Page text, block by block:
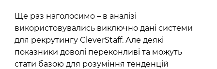
Ще раз наголосимо – в аналізі
використовувались виключно дані системи
для рекрутингу CleverStaff. Але деякі
показники доволі переконливі та можуть
стати базою для розуміння тенденцій